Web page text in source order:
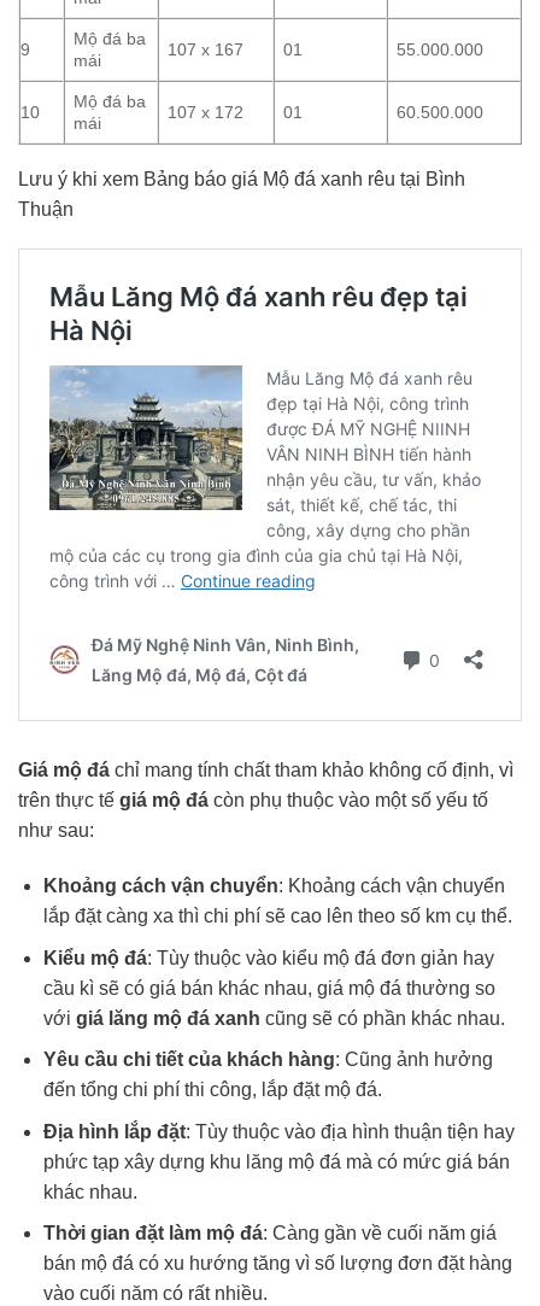
9
Mộ đá ba
mái
107 x 167 01 55.000.000
10
Mộ đá ba
mái
107 x 172 01 60.500.000
Lưu ý khi xem Bảng báo giá Mộ đá xanh rêu tại Bình
Thuận
Giá mộ đá chỉ mang tính chất tham khảo không cố định, vì
trên thực tế giá mộ đá còn phụ thuộc vào một số yếu tố
như sau:
Khoảng cách vận chuyển: Khoảng cách vận chuyển
lắp đặt càng xa thì chi phí sẽ cao lên theo số km cụ thể.
Kiểu mộ đá: Tùy thuộc vào kiểu mộ đá đơn giản hay
cầu kì sẽ có giá bán khác nhau, giá mộ đá thường so
với giá lăng mộ đá xanh cũng sẽ có phần khác nhau.
Yêu cầu chi tiết của khách hàng: Cũng ảnh hưởng
đến tổng chi phí thi công, lắp đặt mộ đá.
Địa hình lắp đặt: Tùy thuộc vào địa hình thuận tiện hay
phức tạp xây dựng khu lăng mộ đá mà có mức giá bán
khác nhau.
Thời gian đặt làm mộ đá: Càng gần về cuối năm giá
bán mộ đá có xu hướng tăng vì số lượng đơn đặt hàng
vào cuối năm có rất nhiều.